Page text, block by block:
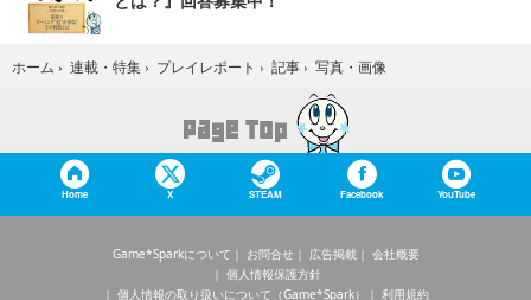
ホーム › 連載・特集 › プレイレポート › 記事 › 写真・画像
Home X STEAM Facebook YouTube
Game*Sparkについて お問合せ 広告掲載
会社概要
個人情報保護方針
個人情報の取り扱いについて（Game*Spark）
利用規約